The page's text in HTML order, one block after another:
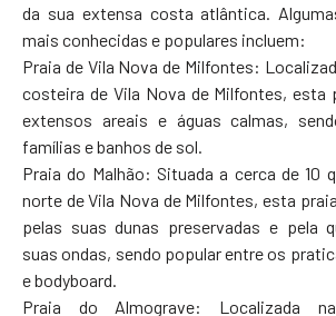
da sua extensa costa atlântica.
mais conhecidas e populares incluem:
Praia de Vila Nova de Milfontes:
costeira de Vila Nova de Milfontes, esta
extensos areais e águas calmas,
famílias e banhos de sol.
Praia do Malhão: Situada a cerca de 10
norte de Vila Nova de Milfontes, esta
pelas suas dunas preservadas e pela
suas ondas, sendo popular entre os
e bodyboard.
Praia do Almograve: Localizada